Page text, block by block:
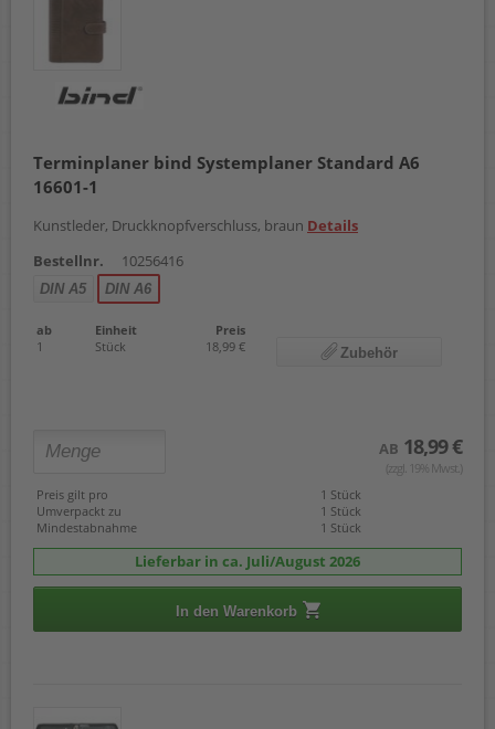
Terminplaner bind Systemplaner Standard A6
16601-1
Kunstleder, Druckknopfverschluss, braun Details
Bestellnr.
10256416
DIN A5 DIN A6
ab Einheit
Preis
1
Stück 18,99 € Zubehör
AB 18,99 €
(zzgl. 19% Mwst.)
Preis gilt pro
1 Stück
Umverpackt zu
1 Stück
Mindestabnahme
1 Stück
Lieferbar in ca. Juli/August 2026
In den Warenkorb